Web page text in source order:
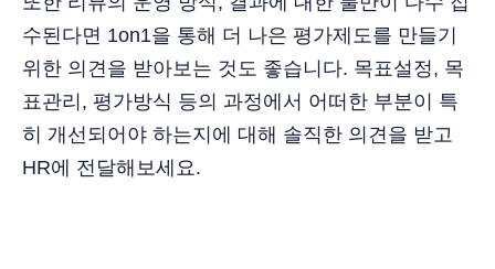
수된다면 1on1을 통해 더 나은 평가제도를 만들기
위한 의견을 받아보는 것도 좋습니다. 목표설정, 목
표관리, 평가방식 등의 과정에서 어떠한 부분이 특
히 개선되어야 하는지에 대해 솔직한 의견을 받고
HR에 전달해보세요.